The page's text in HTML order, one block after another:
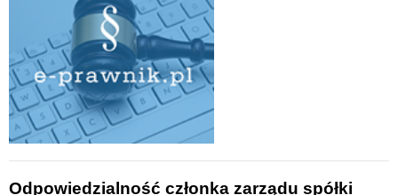
Odpowiedzialność członka zarządu spółki